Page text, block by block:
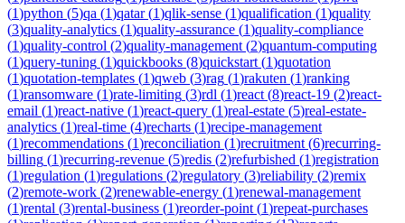
(1)python (5)qa (1)qatar(1)qlik-sense (1)qualification (1)quality
(3)quality-analytics (1)quality-assurance (1)quality-compliance
(1)quality-control (2)quality-management (2)quantum-computing
(1)query-tuning (1)quickbooks (8)quickstart (1)quotation
(1)quotation-templates (1)qweb (3)rag (1)rakuten (1)ranking
(1)ransomware (1)rate-limiting (3)rdl (1)react (8)react-19 (2)react-
email (1)react-native (1)react-query (1)real-estate (5)real-estate-
analytics (1)real-time (4)recharts (1)recipe-management
(1)recommendations (1)reconciliation (1)recruitment (6)recurring-
billing (1)recurring-revenue (5)redis (2)refurbished (1)registration
(1)regulation (1)regulations (2)regulatory (3)reliability (2)remix
(2)remote-work (2)renewable-energy (1)renewal-management
(1)rental (3)rental-business (1)reorder-point (1)repeat-purchases